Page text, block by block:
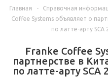
Главная - Справочная
Coffee Systems объявляет о
по латте-арту
Franke Coffee
партнерстве в
по латте-арту